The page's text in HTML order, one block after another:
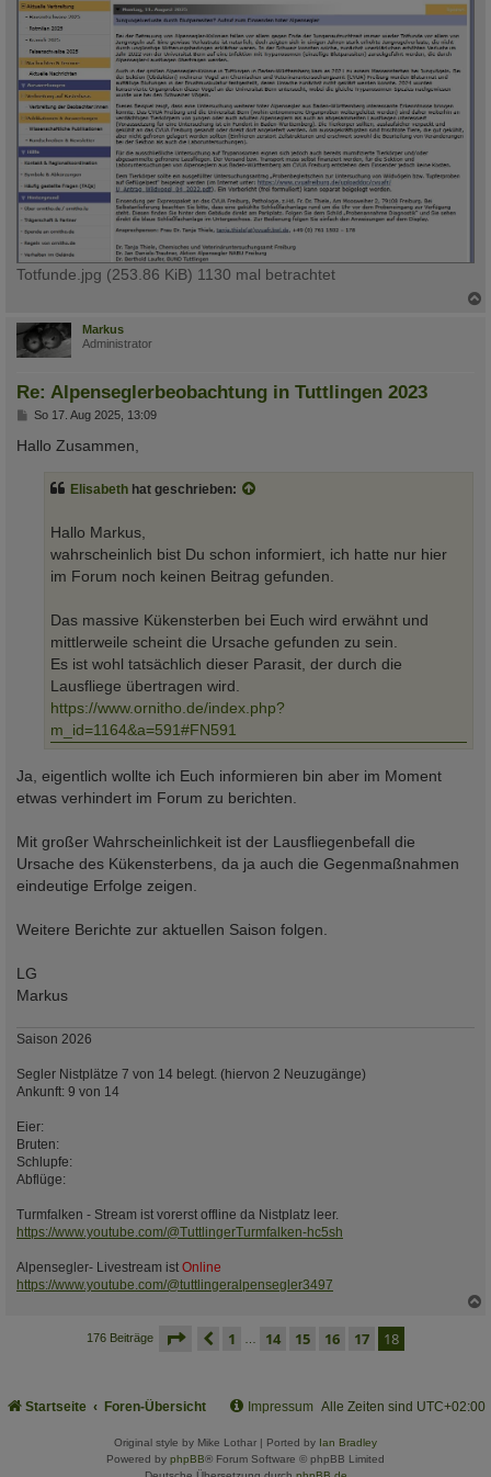
Totfunde.jpg (253.86 KiB) 1130 mal betrachtet
Markus
Administrator
Re: Alpenseglerbeobachtung in Tuttlingen 2023
B
i
So 17. Aug 2025, 13:09
Hallo Zusammen,
Elisabeth hat geschrieben:
Hallo Markus,
wahrscheinlich bist Du schon informiert, ich hatte nur hier
im Forum noch keinen Beitrag gefunden.
Das massive Kükensterben bei Euch wird erwähnt und
mittlerweile scheint die Ursache gefunden zu sein.
Es ist wohl tatsächlich dieser Parasit, der durch die
Lausfliege übertragen wird.
https://www.ornitho.de/index.php?
m_id=1164&a=591#FN591
Ja, eigentlich wollte ich Euch informieren bin aber im Moment
etwas verhindert im Forum zu berichten.
Mit großer Wahrscheinlichkeit ist der Lausfliegenbefall die
Ursache des Kükensterbens, da ja auch die Gegenmaßnahmen
eindeutige Erfolge zeigen.
Weitere Berichte zur aktuellen Saison folgen.
LG
Markus
Saison 2026
Segler Nistplätze 7 von 14 belegt. (hiervon 2 Neuzugänge)
Ankunft: 9 von 14
Eier:
Bruten:
Schlupfe:
Abflüge:
Turmfalken - Stream ist vorerst offline da Nistplatz leer.
https://www.youtube.com/@TuttlingerTurmfalken-hc5sh
Alpensegler- Livestream ist Online
https://www.youtube.com/@tuttlingeralpensegler3497
n
176 Beiträge seite 18 von 18
vorherige
1 14 15 16 17 18
Startseite Foren-Übersicht Alle Zeiten sind UTC+02:00
Impressum
Original style by Mike Lothar | Ported by Ian Bradley
Powered by phpBB® Forum Software © phpBB Limited